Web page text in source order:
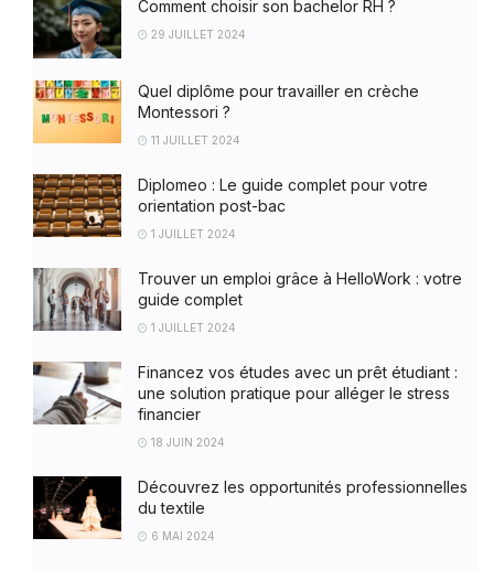
Comment choisir son bachelor RH ?
29 JUILLET 2024
Quel diplôme pour travailler en crèche
Montessori ?
11 JUILLET 2024
Diplomeo : Le guide complet pour votre
orientation post-bac
1 JUILLET 2024
Trouver un emploi grâce à HelloWork : votre
guide complet
1 JUILLET 2024
Financez vos études avec un prêt étudiant :
une solution pratique pour alléger le stress
financier
18 JUIN 2024
Découvrez les opportunités professionnelles
du textile
6 MAI 2024